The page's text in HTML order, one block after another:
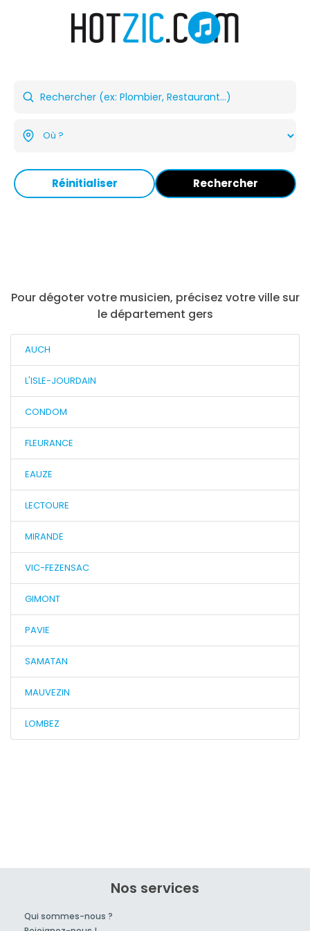
Réinitialiser Rechercher
Pour dégoter votre musicien, précisez votre ville sur
le département gers
AUCH
L'ISLE-JOURDAIN
CONDOM
FLEURANCE
EAUZE
LECTOURE
MIRANDE
VIC-FEZENSAC
GIMONT
PAVIE
SAMATAN
MAUVEZIN
LOMBEZ
Nos services
Qui sommes-nous ?